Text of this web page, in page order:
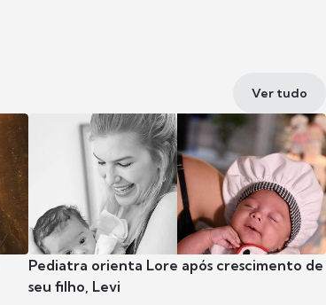
Ver tudo
Pediatra orienta Lore após crescimento de
seu filho, Levi